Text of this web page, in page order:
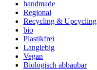
handmade
Regional
Recycling & Upcycling
bio
Plastikfrei
Langlebig
Vegan
Biologisch abbaubar